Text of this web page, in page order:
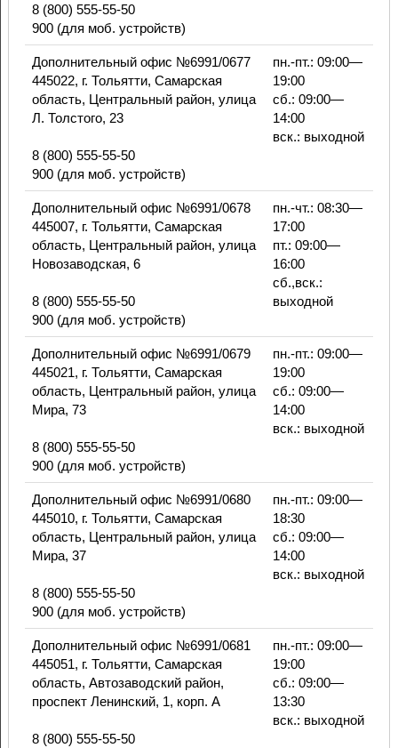
8 (800) 555-55-50
900 (для моб. устройств)
Дополнительный офис №6991/0677
445022, г. Тольятти, Самарская
область, Центральный район, улица
Л. Толстого, 23
8 (800) 555-55-50
900 (для моб. устройств)
пн.-пт.: 09:00—
19:00
сб.: 09:00—
14:00
вск.: выходной
Дополнительный офис №6991/0678
445007, г. Тольятти, Самарская
область, Центральный район, улица
Новозаводская, 6
8 (800) 555-55-50
900 (для моб. устройств)
пн.-чт.: 08:30—
17:00
пт.: 09:00—
16:00
сб.,вск.:
выходной
Дополнительный офис №6991/0679
445021, г. Тольятти, Самарская
область, Центральный район, улица
Мира, 73
8 (800) 555-55-50
900 (для моб. устройств)
пн.-пт.: 09:00—
19:00
сб.: 09:00—
14:00
вск.: выходной
Дополнительный офис №6991/0680
445010, г. Тольятти, Самарская
область, Центральный район, улица
Мира, 37
8 (800) 555-55-50
900 (для моб. устройств)
пн.-пт.: 09:00—
18:30
сб.: 09:00—
14:00
вск.: выходной
Дополнительный офис №6991/0681
445051, г. Тольятти, Самарская
область, Автозаводский район,
проспект Ленинский, 1, корп. А
8 (800) 555-55-50
пн.-пт.: 09:00—
19:00
сб.: 09:00—
13:30
вск.: выходной